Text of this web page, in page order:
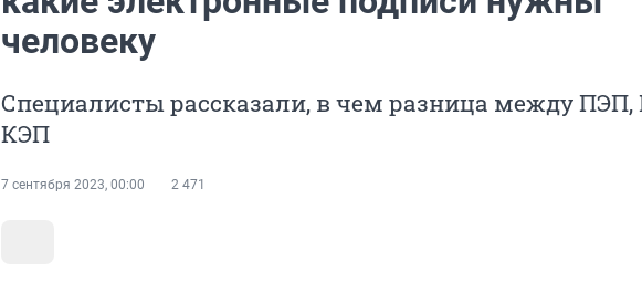
человеку
Специалисты рассказали, в чем разница между
КЭП
7 сентября 2023, 00:00 2 471